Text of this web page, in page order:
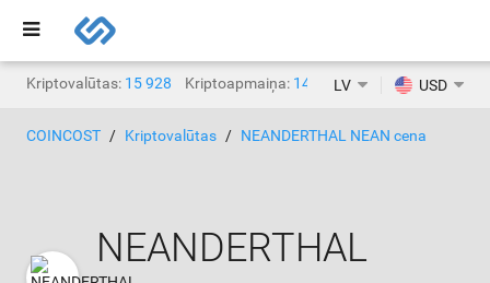
Kriptovalūtas: 15 928 Kriptoapmaiņa: 1471 LV USD
COINCOST Kriptovalūtas NEANDERTHAL NEAN cena
NEANDERTHAL